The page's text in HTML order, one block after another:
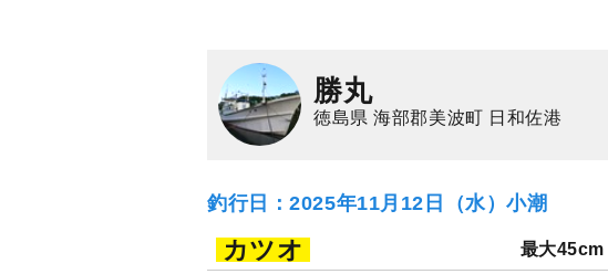
勝丸
徳島県 海部郡美波町 日和佐港
釣行日：2025年11月12日（水）小潮
カツオ 最大45cm